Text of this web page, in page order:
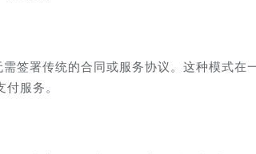
签署传统的合同或服务协议。这种模式在
服务。